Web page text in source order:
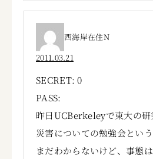
西海岸在住N
2011.03.21
SECRET: 0
PASS:
昨日UCBerkeleyで東大の
災害についての勉強会とい
まだわからないけど、事態